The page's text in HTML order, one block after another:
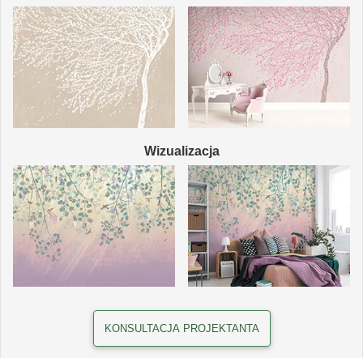
Wizualizacja
KONSULTACJA PROJEKTANTA